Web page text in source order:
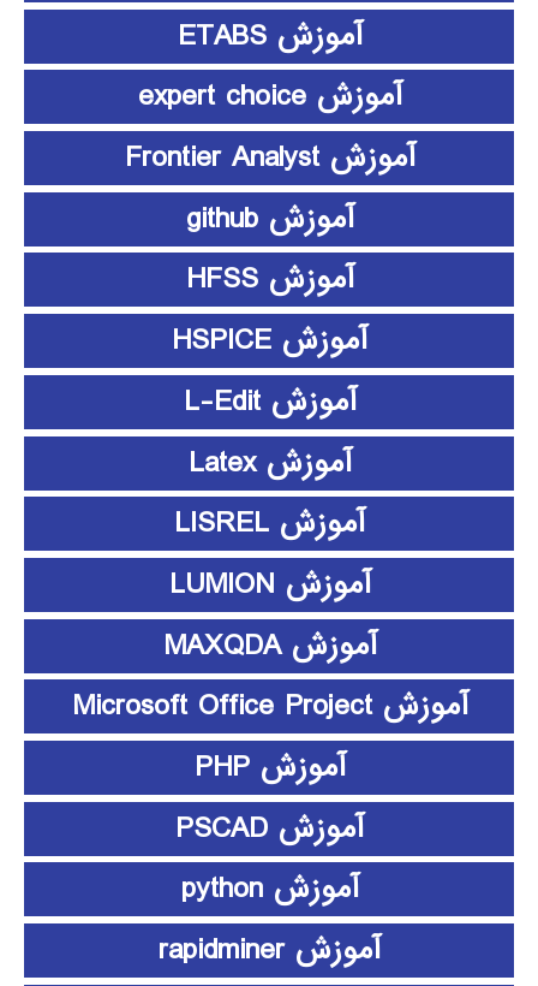
آموزش ETABS
آموزش expert choice
آموزش Frontier Analyst
آموزش github
آموزش HFSS
آموزش HSPICE
آموزش L-Edit
آموزش Latex
آموزش LISREL
آموزش LUMION
آموزش MAXQDA
آموزش Microsoft Office Project
آموزش PHP
آموزش PSCAD
آموزش python
آموزش rapidminer